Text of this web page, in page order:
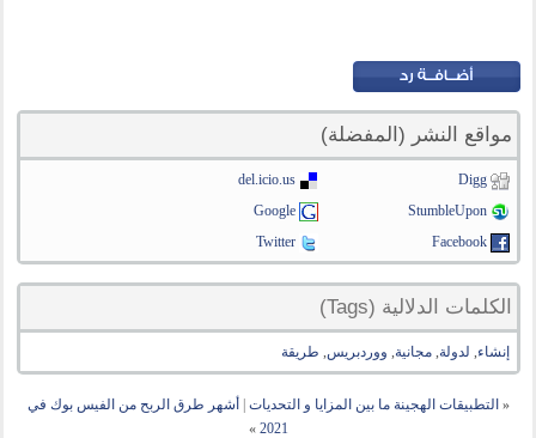
مواقع النشر (المفضلة)
Digg
del.icio.us
StumbleUpon
Google
Facebook
Twitter
الكلمات الدلالية (Tags)
إنشاء, لدولة,مجانية, ووردبريس, طريقة
« التطبيقات الهجينة ما بين المزايا و التحديات
أشهر طرق الربح من الفيس بوك في
2021
»